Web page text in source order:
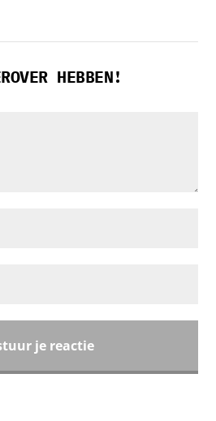
HEBBEN!